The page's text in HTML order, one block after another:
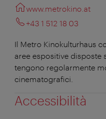
www.metrokino.at
+43 1 512 18 03
Il Metro Kinokulturhaus
aree espositive disposte
tengono regolarmente
cinematografici.
Accessibilità